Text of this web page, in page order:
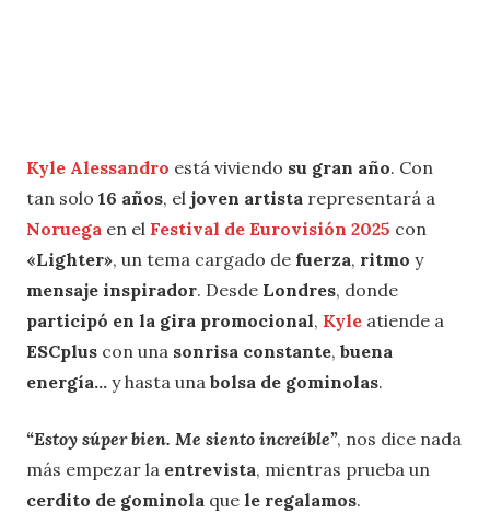
Kyle Alessandro está viviendo su gran año. Con
tan solo 16 años, el joven artista representará a
Noruega en el Festival de Eurovisión 2025 con
«Lighter», un tema cargado de fuerza, ritmo y
mensaje inspirador. Desde Londres, donde
participó en la gira promocional, Kyle atiende a
ESCplus con una sonrisa constante, buena
energía… y hasta una bolsa de gominolas.
“Estoy súper bien. Me siento increíble”, nos dice nada
más empezar la entrevista, mientras prueba un
cerdito de gominola que le regalamos.